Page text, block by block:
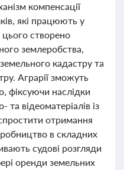
компенсації
які працюють у
створено
землеробства,
кадастру та
Аграрії зможуть
фіксуючи наслідки
відеоматеріалів із
отримання
в складних
судові розгляди
оренди земельних